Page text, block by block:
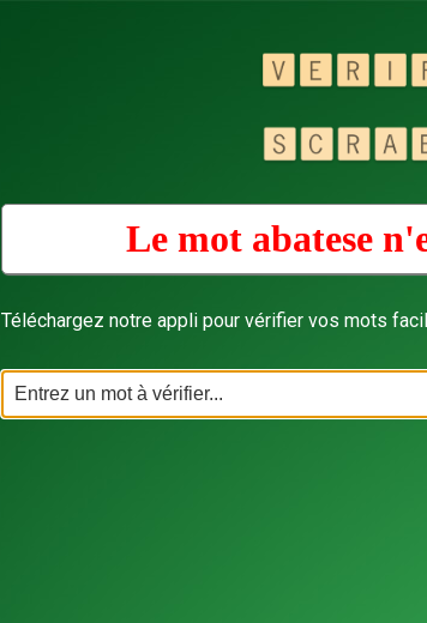
Le mot abatese
Téléchargez notre appli pour vérifier vos mots